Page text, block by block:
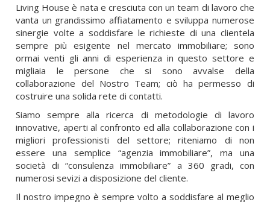
Living House è nata e cresciuta con un team di lavoro che
vanta un grandissimo affiatamento e sviluppa numerose
sinergie volte a soddisfare le richieste di una clientela
sempre più esigente nel mercato immobiliare; sono
ormai venti gli anni di esperienza in questo settore e
migliaia le persone che si sono avvalse della
collaborazione del Nostro Team; ciò ha permesso di
costruire una solida rete di contatti.
Siamo sempre alla ricerca di metodologie di lavoro
innovative, aperti al confronto ed alla collaborazione con i
migliori professionisti del settore; riteniamo di non
essere una semplice “agenzia immobiliare”, ma una
società di “consulenza immobiliare” a 360 gradi, con
numerosi sevizi a disposizione del cliente.
Il nostro impegno è sempre volto a soddisfare al meglio